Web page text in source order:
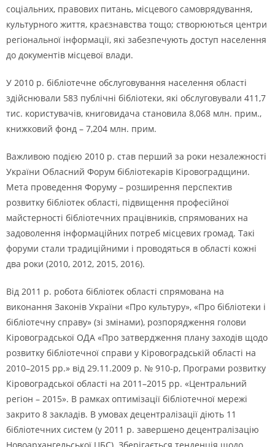
соціальних, правових питань, місцевого самоврядування,
культурного життя, краєзнавства тощо; створюються центри
регіональної інформації, які забезпечують доступ населення
до документів місцевої влади.
У 2010 р. бібліотечне обслуговування населення області
здійснювали 583 публічні бібліотеки, які обслуговували 411,7
тис. користувачів, книговидача становила 8,068 млн. прим.,
книжковий фонд – 7,204 млн. прим.
Важливою подією 2010 р. став перший за роки незалежності
України Обласний Форум бібліотекарів Кіровоградщини.
Мета проведення Форуму – розширення перспектив
розвитку бібліотек області, підвищення професійної
майстерності бібліотечних працівників, спрямованих на
задоволення інформаційних потреб місцевих громад. Такі
форуми стали традиційними і проводяться в області кожні
два роки (2010, 2012, 2015, 2016).
Від 2011 р. робота бібліотек області спрямована на
виконання Законів України «Про культуру», «Про бібліотеки і
бібліотечну справу» (зі змінами), розпорядження голови
Кіровоградської ОДА «Про затвердження плану заходів щодо
розвитку бібліотечної справи у Кіровоградській області на
2010–2015 рр.» від 29.11.2009 р. № 910-р, Програми розвитку
Кіровоградської області на 2011–2015 рр. «Центральний
регіон – 2015». В рамках оптимізації бібліотечної мережі
закрито 8 закладів. В умовах децентралізації діють 11
бібліотечних систем (у 2011 р. завершено децентралізацію